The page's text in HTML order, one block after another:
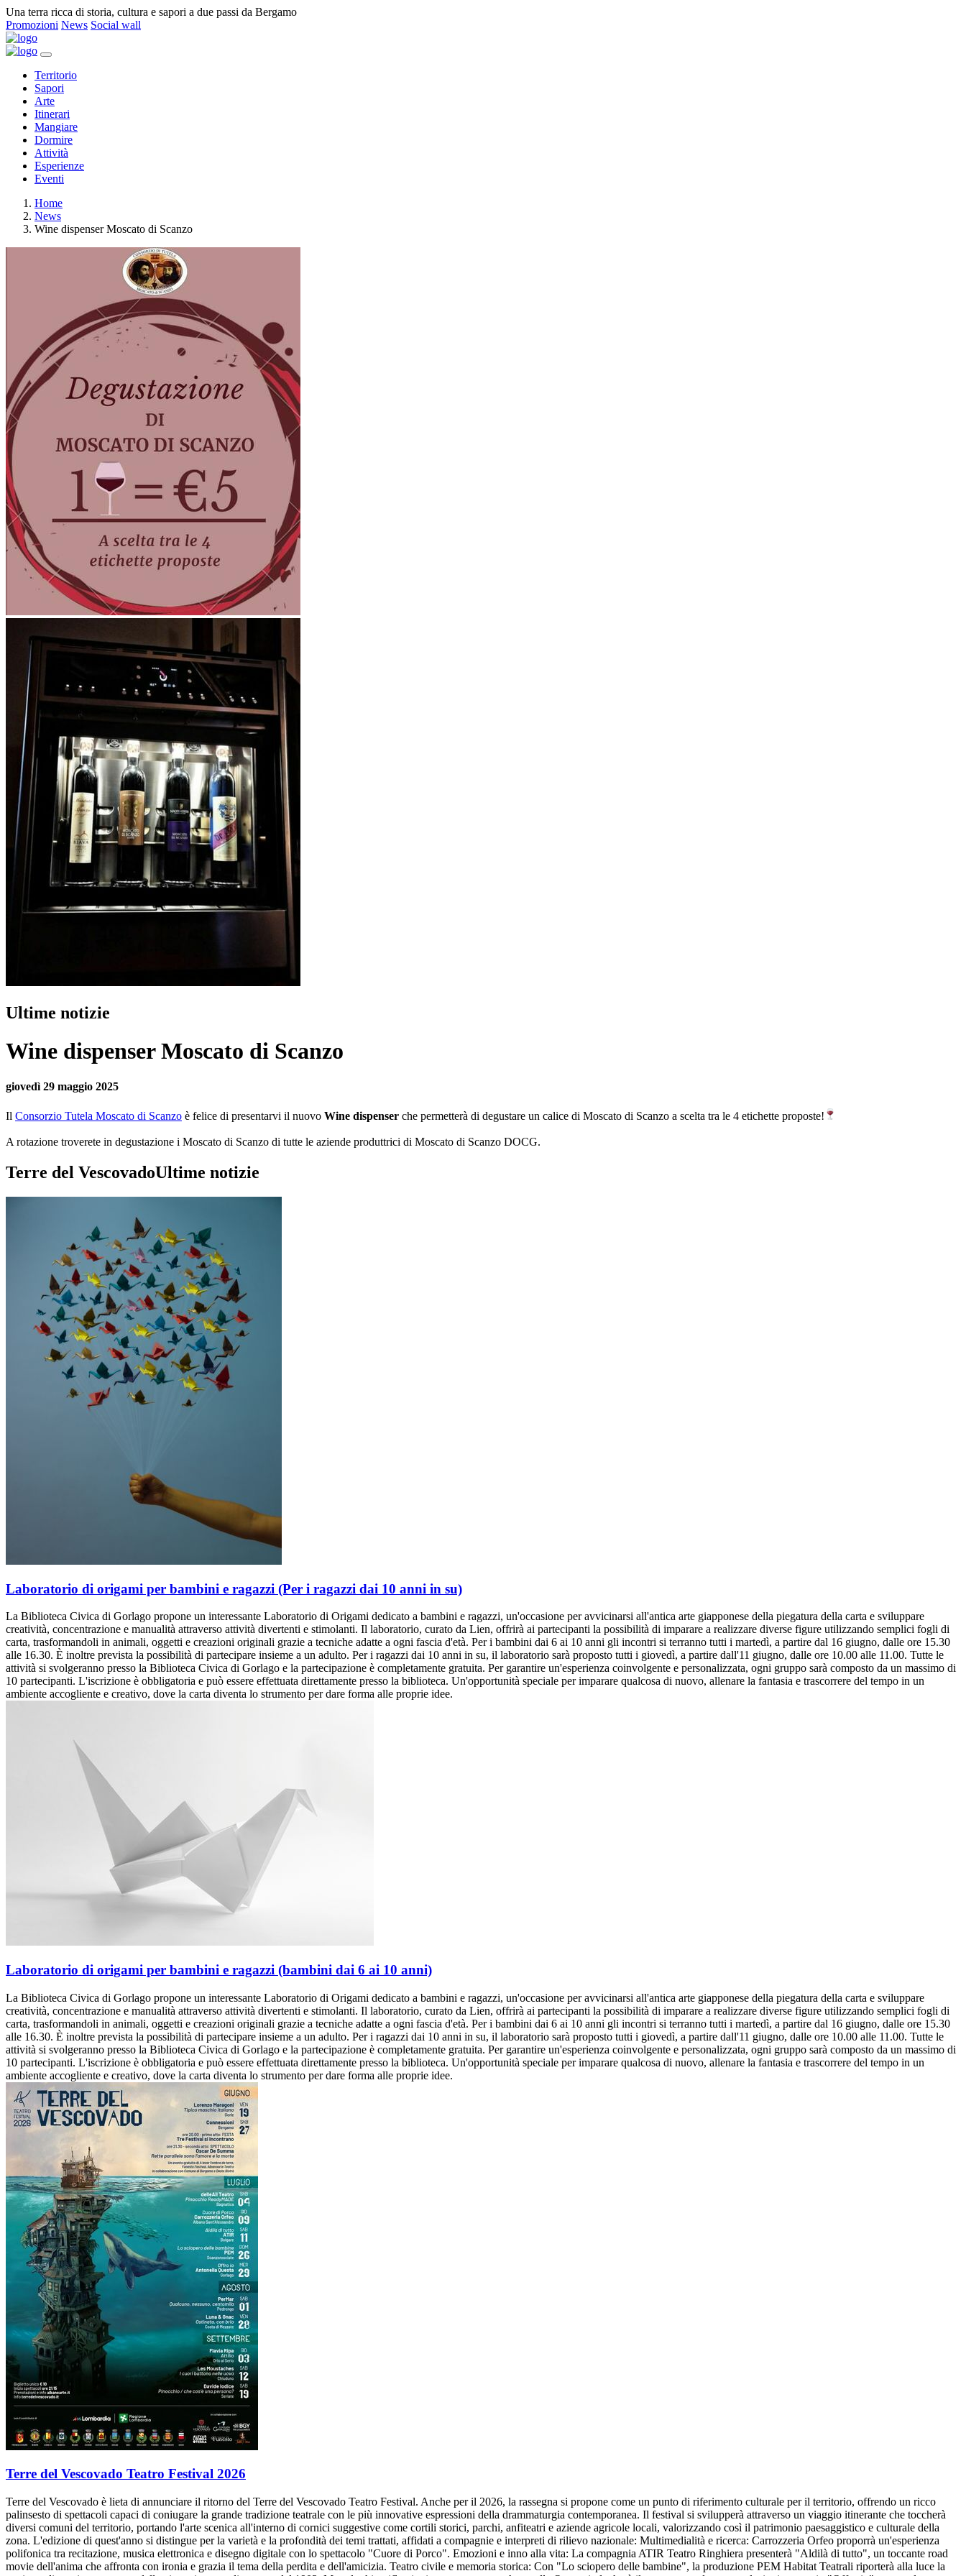
Una terra ricca di storia, cultura e sapori a due passi da Bergamo
Promozioni News Social wall
Territorio
Sapori
Arte
Itinerari
Mangiare
Dormire
Attività
Esperienze
Eventi
Home
News
Wine dispenser Moscato di Scanzo
Ultime notizie
Wine dispenser Moscato di Scanzo
giovedì 29 maggio 2025
Il Consorzio Tutela Moscato di Scanzo è felice di presentarvi il nuovo Wine dispenser che permetterà di degustare un calice di Moscato di Scanzo a scelta tra le 4 etichette proposte!
A rotazione troverete in degustazione i Moscato di Scanzo di tutte le aziende produttrici di Moscato di Scanzo DOCG.
Terre del VescovadoUltime notizie
Laboratorio di origami per bambini e ragazzi (Per i ragazzi dai 10 anni in su)
La Biblioteca Civica di Gorlago propone un interessante Laboratorio di Origami dedicato a bambini e ragazzi, un'occasione per avvicinarsi all'antica arte giapponese della piegatura della carta e sviluppare
creatività, concentrazione e manualità attraverso attività divertenti e stimolanti. Il laboratorio, curato da Lien, offrirà ai partecipanti la possibilità di imparare a realizzare diverse figure utilizzando semplici fogli di
carta, trasformandoli in animali, oggetti e creazioni originali grazie a tecniche adatte a ogni fascia d'età. Per i bambini dai 6 ai 10 anni gli incontri si terranno tutti i martedì, a partire dal 16 giugno, dalle ore 15.30
alle 16.30. È inoltre prevista la possibilità di partecipare insieme a un adulto. Per i ragazzi dai 10 anni in su, il laboratorio sarà proposto tutti i giovedì, a partire dall'11 giugno, dalle ore 10.00 alle 11.00. Tutte le
attività si svolgeranno presso la Biblioteca Civica di Gorlago e la partecipazione è completamente gratuita. Per garantire un'esperienza coinvolgente e personalizzata, ogni gruppo sarà composto da un massimo di
10 partecipanti. L'iscrizione è obbligatoria e può essere effettuata direttamente presso la biblioteca. Un'opportunità speciale per imparare qualcosa di nuovo, allenare la fantasia e trascorrere del tempo in un
ambiente accogliente e creativo, dove la carta diventa lo strumento per dare forma alle proprie idee.
Laboratorio di origami per bambini e ragazzi (bambini dai 6 ai 10 anni)
La Biblioteca Civica di Gorlago propone un interessante Laboratorio di Origami dedicato a bambini e ragazzi, un'occasione per avvicinarsi all'antica arte giapponese della piegatura della carta e sviluppare
creatività, concentrazione e manualità attraverso attività divertenti e stimolanti. Il laboratorio, curato da Lien, offrirà ai partecipanti la possibilità di imparare a realizzare diverse figure utilizzando semplici fogli di
carta, trasformandoli in animali, oggetti e creazioni originali grazie a tecniche adatte a ogni fascia d'età. Per i bambini dai 6 ai 10 anni gli incontri si terranno tutti i martedì, a partire dal 16 giugno, dalle ore 15.30
alle 16.30. È inoltre prevista la possibilità di partecipare insieme a un adulto. Per i ragazzi dai 10 anni in su, il laboratorio sarà proposto tutti i giovedì, a partire dall'11 giugno, dalle ore 10.00 alle 11.00. Tutte le
attività si svolgeranno presso la Biblioteca Civica di Gorlago e la partecipazione è completamente gratuita. Per garantire un'esperienza coinvolgente e personalizzata, ogni gruppo sarà composto da un massimo di
10 partecipanti. L'iscrizione è obbligatoria e può essere effettuata direttamente presso la biblioteca. Un'opportunità speciale per imparare qualcosa di nuovo, allenare la fantasia e trascorrere del tempo in un
ambiente accogliente e creativo, dove la carta diventa lo strumento per dare forma alle proprie idee.
Terre del Vescovado Teatro Festival 2026
Terre del Vescovado è lieta di annunciare il ritorno del Terre del Vescovado Teatro Festival. Anche per il 2026, la rassegna si propone come un punto di riferimento culturale per il territorio, offrendo un ricco
palinsesto di spettacoli capaci di coniugare la grande tradizione teatrale con le più innovative espressioni della drammaturgia contemporanea. Il festival si svilupperà attraverso un viaggio itinerante che toccherà
diversi comuni del territorio, portando l'arte scenica all'interno di cornici suggestive come cortili storici, parchi, anfiteatri e aziende agricole locali, valorizzando così il patrimonio paesaggistico e culturale della
zona. L'edizione di quest'anno si distingue per la varietà e la profondità dei temi trattati, affidati a compagnie e interpreti di rilievo nazionale: Multimedialità e ricerca: Carrozzeria Orfeo proporrà un'esperienza
polifonica tra recitazione, musica elettronica e disegno digitale con lo spettacolo "Cuore di Porco". Emozioni e inno alla vita: La compagnia ATIR Teatro Ringhiera presenterà "Aldilà di tutto", un toccante road
movie dell'anima che affronta con ironia e grazia il tema della perdita e dell'amicizia. Teatro civile e memoria storica: Con "Lo sciopero delle bambine", la produzione PEM Habitat Teatrali riporterà alla luce la